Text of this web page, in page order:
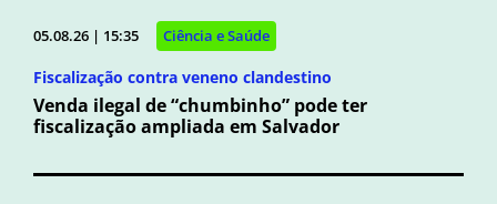
05.08.26 | 15:35 Ciência e Saúde
Fiscalização contra veneno clandestino
Venda ilegal de “chumbinho” pode ter
fiscalização ampliada em Salvador